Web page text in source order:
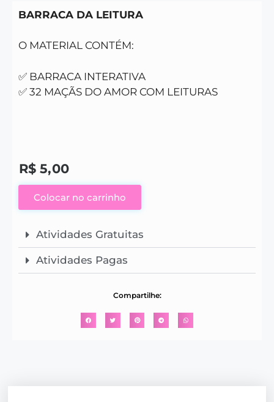
BARRACA DA LEITURA
O MATERIAL CONTÉM:
✅ BARRACA INTERATIVA
✅ 32 MAÇÃS DO AMOR COM LEITURAS
R$ 5,00
Colocar no carrinho
Atividades Gratuitas
Atividades Pagas
Compartilhe: